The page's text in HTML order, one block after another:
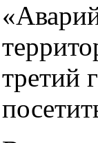
третий